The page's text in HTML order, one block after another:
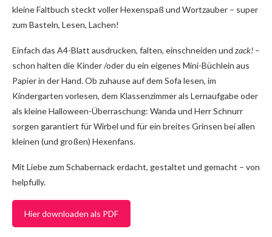
kleine Faltbuch steckt voller Hexenspaß und Wortzauber – super
zum Basteln, Lesen, Lachen!
Einfach das A4-Blatt ausdrucken, falten, einschneiden und zack! –
schon halten die Kinder /oder du ein eigenes Mini-Büchlein aus
Papier in der Hand. Ob zuhause auf dem Sofa lesen, im
Kindergarten vorlesen, dem Klassenzimmer als Lernaufgabe oder
als kleine Halloween-Überraschung: Wanda und Herr Schnurr
sorgen garantiert für Wirbel und für ein breites Grinsen bei allen
kleinen (und großen) Hexenfans.
Mit Liebe zum Schabernack erdacht, gestaltet und gemacht – von
helpfully.
Hier downloaden als PDF